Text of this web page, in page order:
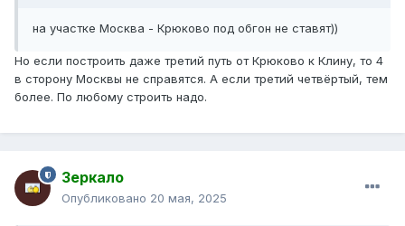
на участке Москва - Крюково под обгон не ставят))
Но если построить даже третий путь от Крюково к Клину, то 4
в сторону Москвы не справятся. А если третий четвёртый, тем
более. По любому строить надо.
Зеркало
Опубликовано 20 мая, 2025